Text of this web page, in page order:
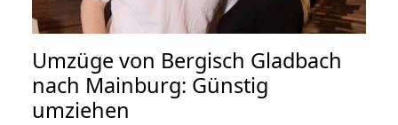
Umzüge von Bergisch Gladbach
nach Mainburg: Günstig
umziehen